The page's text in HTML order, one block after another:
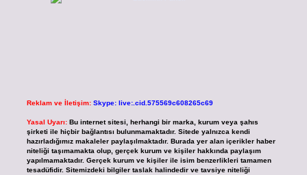
Reklam ve İletişim: Skype: live:.cid.575569c608265c69
Yasal Uyarı: Bu internet sitesi, herhangi bir marka, kurum veya şahıs
şirketi ile hiçbir bağlantısı bulunmamaktadır. Sitede yalnızca kendi
hazırladığımız makaleler paylaşılmaktadır. Burada yer alan içerikler haber
niteliği taşımamakta olup, gerçek kurum ve kişiler hakkında paylaşım
yapılmamaktadır. Gerçek kurum ve kişiler ile isim benzerlikleri tamamen
tesadüfidir. Sitemizdeki bilgiler taslak halindedir ve tavsiye niteliği